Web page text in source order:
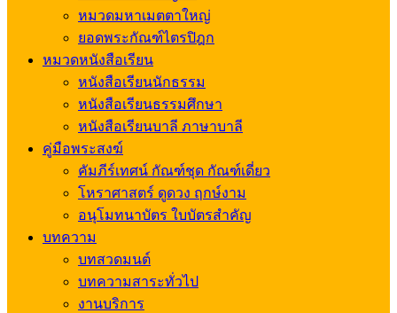
หมวดมหาเมตตาใหญ่
ยอดพระกัณฑ์ไตรปิฎก
หมวดหนังสือเรียน
หนังสือเรียนนักธรรม
หนังสือเรียนธรรมศึกษา
หนังสือเรียนบาลี ภาษาบาลี
คู่มือพระสงฆ์
คัมภีร์เทศน์ กัณฑ์ชุด กัณฑ์เดี่ยว
โหราศาสตร์ ดูดวง ฤกษ์งาม
อนุโมทนาบัตร ใบบัตรสำคัญ
บทความ
บทสวดมนต์
บทความสาระทั่วไป
งานบริการ